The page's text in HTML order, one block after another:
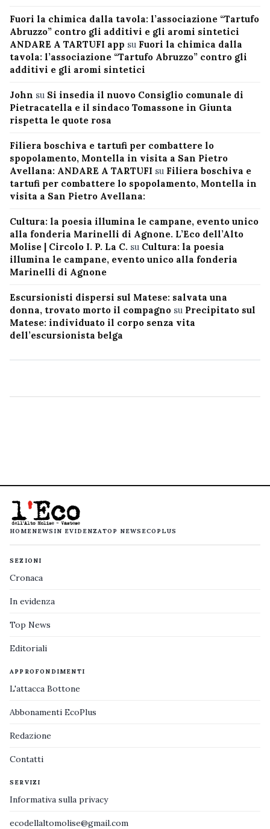
Fuori la chimica dalla tavola: l’associazione “Tartufo
Abruzzo” contro gli additivi e gli aromi sintetici
ANDARE A TARTUFI app su Fuori la chimica dalla
tavola: l’associazione “Tartufo Abruzzo” contro gli
additivi e gli aromi sintetici
John su Si insedia il nuovo Consiglio comunale di
Pietracatella e il sindaco Tomassone in Giunta
rispetta le quote rosa
Filiera boschiva e tartufi per combattere lo
spopolamento, Montella in visita a San Pietro
Avellana: ANDARE A TARTUFI su Filiera boschiva e
tartufi per combattere lo spopolamento, Montella in
visita a San Pietro Avellana:
Cultura: la poesia illumina le campane, evento unico
alla fonderia Marinelli di Agnone. L’Eco dell’Alto
Molise | Circolo I. P. La C. su Cultura: la poesia
illumina le campane, evento unico alla fonderia
Marinelli di Agnone
Escursionisti dispersi sul Matese: salvata una
donna, trovato morto il compagno su Precipitato sul
Matese: individuato il corpo senza vita
dell’escursionista belga
HOMENEWS IN EVIDENZATOP NEWS ECOPLUS
SEZIONI
Cronaca
In evidenza
Top News
Editoriali
APPROFONDIMENTI
L'attacca Bottone
Abbonamenti EcoPlus
Redazione
Contatti
SERVIZI
Informativa sulla privacy
ecodellaltomolise@gmail.com